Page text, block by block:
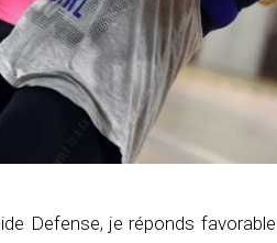
Defense, je réponds